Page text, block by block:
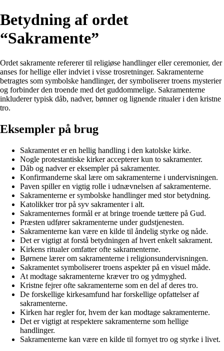
Betydning af ordet
“Sakramente”
Ordet sakramente refererer til religiøse handlinger eller ceremonier, der
anses for hellige eller indviet i visse trosretninger. Sakramenterne
betragtes som symbolske handlinger, der symboliserer troens mysterier
og forbinder den troende med det guddommelige. Sakramenterne
inkluderer typisk dåb, nadver, bønner og lignende ritualer i den kristne
tro.
Eksempler på brug
Sakramentet er en hellig handling i den katolske kirke.
Nogle protestantiske kirker accepterer kun to sakramenter.
Dåb og nadver er eksempler på sakramenter.
Konfirmanderne skal lære om sakramenterne i undervisningen.
Paven spiller en vigtig rolle i udnævnelsen af sakramenterne.
Sakramenterne er symbolske handlinger med stor betydning.
Katolikker tror på syv sakramenter i alt.
Sakramenternes formål er at bringe troende tættere på Gud.
Præsten udfører sakramenterne under gudstjenesten.
Sakramenterne kan være en kilde til åndelig styrke og nåde.
Det er vigtigt at forstå betydningen af hvert enkelt sakrament.
Kirkens ritualer omfatter ofte sakramenterne.
Børnene lærer om sakramenterne i religionsundervisningen.
Sakramentet symboliserer troens aspekter på en visuel måde.
At modtage sakramenterne kræver tro og ydmyghed.
Kristne fejrer ofte sakramenterne som en del af deres tro.
De forskellige kirkesamfund har forskellige opfattelser af
sakramenterne.
Kirken har regler for, hvem der kan modtage sakramenterne.
Det er vigtigt at respektere sakramenterne som hellige
handlinger.
Sakramenterne kan være en kilde til fornyet tro og styrke i livet.